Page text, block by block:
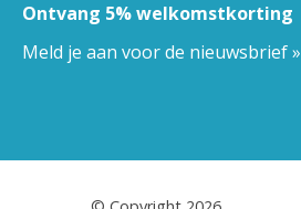
Ontvang 5% welkomstkorting
Meld je aan voor de nieuwsbrief »